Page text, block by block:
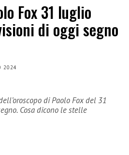
Fox 31 luglio
di oggi segno
2024
di Paolo Fox del 31
Cosa dicono le stelle